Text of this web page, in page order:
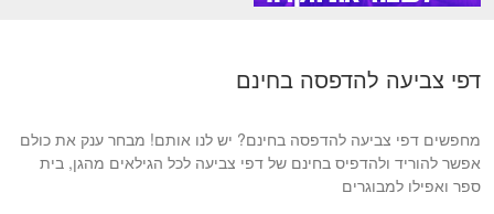
דפי צביעה להדפסה בחינם
מחפשים דפי צביעה להדפסה בחינם? יש לנו אותם! מבחר ענק את כולם
אפשר להוריד ולהדפיס בחינם של דפי צביעה לכל הגילאים מהגן, בית
ספר ואפילו למבוגרים